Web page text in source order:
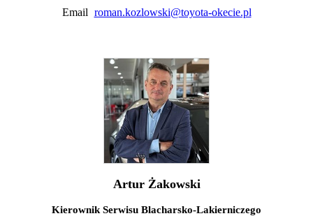
Email roman.kozlowski@toyota-okecie.pl
Artur Żakowski
Kierownik Serwisu Blacharsko-Lakierniczego